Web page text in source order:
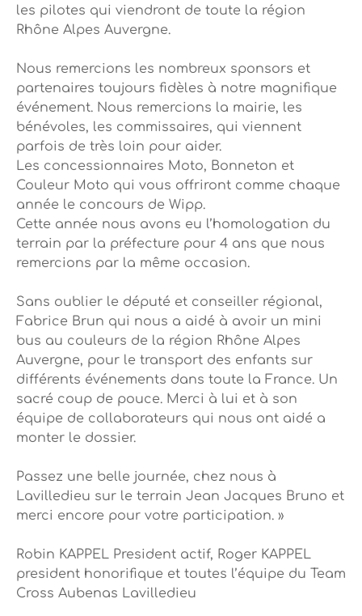
les pilotes qui viendront de toute la région
Rhône Alpes Auvergne.
Nous remercions les nombreux sponsors et
partenaires toujours fidèles à notre magnifique
événement. Nous remercions la mairie, les
bénévoles, les commissaires, qui viennent
parfois de très loin pour aider.
Les concessionnaires Moto, Bonneton et
Couleur Moto qui vous offriront comme chaque
année le concours de Wipp.
Cette année nous avons eu l’homologation du
terrain par la préfecture pour 4 ans que nous
remercions par la même occasion.
Sans oublier le député et conseiller régional,
Fabrice Brun qui nous a aidé à avoir un mini
bus au couleurs de la région Rhône Alpes
Auvergne, pour le transport des enfants sur
différents événements dans toute la France. Un
sacré coup de pouce. Merci à lui et à son
équipe de collaborateurs qui nous ont aidé a
monter le dossier.
Passez une belle journée, chez nous à
Lavilledieu sur le terrain Jean Jacques Bruno et
merci encore pour votre participation. »
Robin KAPPEL President actif, Roger KAPPEL
president honorifique et toutes l’équipe du Team
Cross Aubenas Lavilledieu